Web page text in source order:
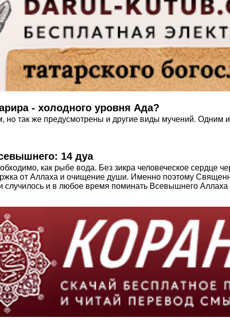
- холодного уровня Ада?
но так же предусмотрены и другие виды мучений. Одним
14 дуа
как рыбе вода. Без зикра человеческое сердце
от Аллаха и очищение души. Именно поэтому
случилось и в любое время поминать Всевышнего Аллаха